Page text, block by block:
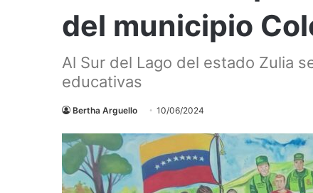
del municipio
Al Sur del Lago del estado Zulia
educativas
Bertha Arguello 10/06/2024